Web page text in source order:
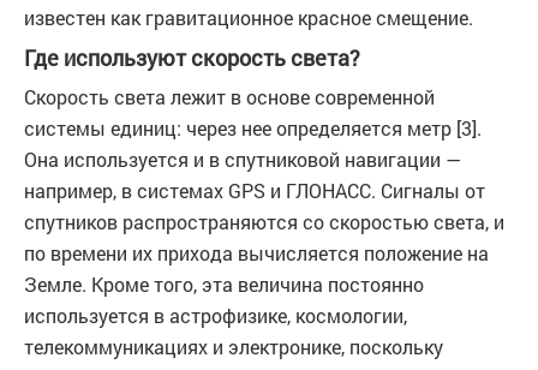
известен как гравитационное красное смещение.
Где используют скорость света?
Скорость света лежит в основе современной
системы единиц: через нее определяется метр [3].
Она используется и в спутниковой навигации —
например, в системах GPS и ГЛОНАСС. Сигналы от
спутников распространяются со скоростью света, и
по времени их прихода вычисляется положение на
Земле. Кроме того, эта величина постоянно
используется в астрофизике, космологии,
телекоммуникациях и электронике, поскольку